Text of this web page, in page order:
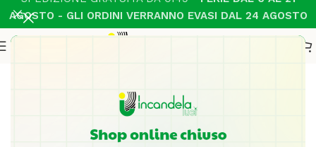
AGOSTO - GLI ORDINI VERRANNO EVASI DAL 24 AGOSTO